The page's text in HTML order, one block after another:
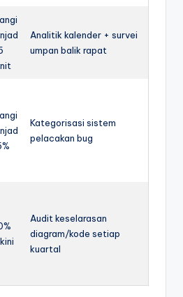
Analitik kalender + survei
umpan balik rapat
Kategorisasi sistem
pelacakan bug
Audit keselarasan
diagram/kode setiap
kuartal